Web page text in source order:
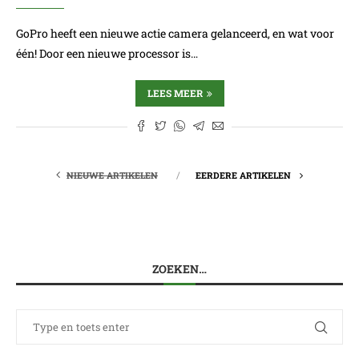
GoPro heeft een nieuwe actie camera gelanceerd, en wat voor
één! Door een nieuwe processor is…
LEES MEER
NIEUWE ARTIKELEN EERDERE ARTIKELEN
ZOEKEN…